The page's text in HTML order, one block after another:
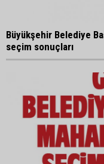
Büyükşehir Belediye
seçim sonuçları